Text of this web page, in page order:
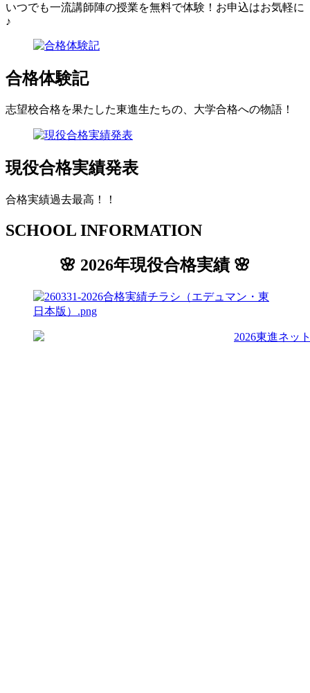
いつでも一流講師陣の授業を無料で体験！お申込はお気軽に
♪
合格体験記
志望校合格を果たした東進生たちの、大学合格への物語！
現役合格実績発表
合格実績過去最高！！
SCHOOL INFORMATION
🌸 2026年現役合格実績 🌸